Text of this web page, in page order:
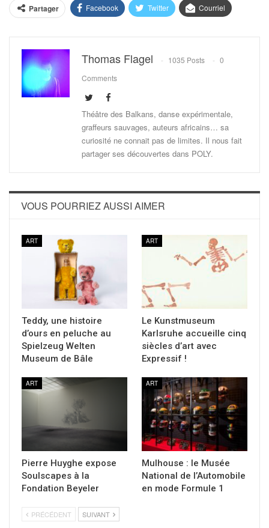
Partager Facebook Twitter Courriel
Thomas Flagel 1035 Posts
0
Comments
Théâtre des Balkans, danse expérimentale,
graffeurs sauvages, auteurs africains… sa
curiosité ne connait pas de limites. Il nous fait
partager ses découvertes dans POLY.
VOUS POURRIEZ AUSSI AIMER
ART
Teddy, une histoire
d’ours en peluche au
Spielzeug Welten
Museum de Bâle
ART
Le Kunstmuseum
Karlsruhe accueille cinq
siècles d’art avec
Expressif !
ART
Pierre Huyghe expose
Soulscapes à la
Fondation Beyeler
ART
Mulhouse : le Musée
National de l’Automobile
en mode Formule 1
PRÉCÉDENT SUIVANT